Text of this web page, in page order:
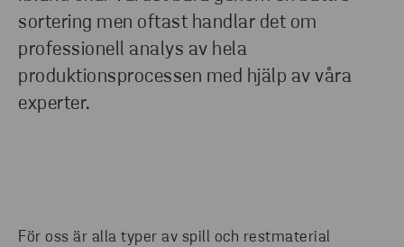
sortering men oftast handlar det om
professionell analys av hela
produktionsprocessen med hjälp av våra
experter.
För oss är alla typer av spill och restmaterial